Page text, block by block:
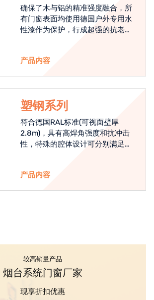
确保了木与铝的精准强度融合，所
有门窗表面均使用德国户外专用水
性漆作为保护，行成超强的抗老化
产品内容
塑钢系列
符合德国RAL标准(可视面壁厚
2.8m)，具有高焊角强度和抗冲击
性，特殊的腔体设计可分别满足隔
产品内容
较高销量产品
烟台系统门窗厂家
现享折扣优惠